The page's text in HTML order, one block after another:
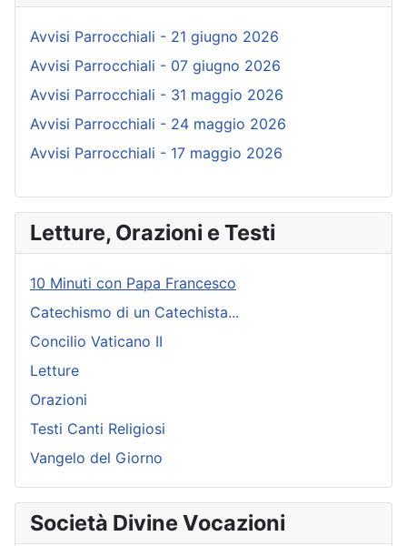
Avvisi Parrocchiali - 21 giugno 2026
Avvisi Parrocchiali - 07 giugno 2026
Avvisi Parrocchiali - 31 maggio 2026
Avvisi Parrocchiali - 24 maggio 2026
Avvisi Parrocchiali - 17 maggio 2026
Letture, Orazioni e Testi
10 Minuti con Papa Francesco
Catechismo di un Catechista...
Concilio Vaticano II
Letture
Orazioni
Testi Canti Religiosi
Vangelo del Giorno
Società Divine Vocazioni